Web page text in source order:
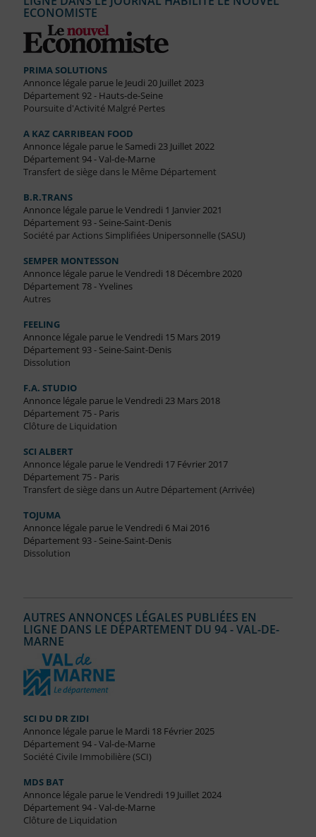
ECONOMISTE
PRIMA SOLUTIONS
Annonce légale parue le Jeudi 20 Juillet 2023
Département 92 - Hauts-de-Seine
Poursuite d'Activité Malgré Pertes
A KAZ CARRIBEAN FOOD
Annonce légale parue le Samedi 23 Juillet 2022
Département 94 - Val-de-Marne
Transfert de siège dans le Même Département
B.R.TRANS
Annonce légale parue le Vendredi 1 Janvier 2021
Département 93 - Seine-Saint-Denis
Société par Actions Simplifiées Unipersonnelle (SASU)
SEMPER MONTESSON
Annonce légale parue le Vendredi 18 Décembre 2020
Département 78 - Yvelines
Autres
FEELING
Annonce légale parue le Vendredi 15 Mars 2019
Département 93 - Seine-Saint-Denis
Dissolution
F.A. STUDIO
Annonce légale parue le Vendredi 23 Mars 2018
Département 75 - Paris
Clôture de Liquidation
SCI ALBERT
Annonce légale parue le Vendredi 17 Février 2017
Département 75 - Paris
Transfert de siège dans un Autre Département (Arrivée)
TOJUMA
Annonce légale parue le Vendredi 6 Mai 2016
Département 93 - Seine-Saint-Denis
Dissolution
AUTRES ANNONCES LÉGALES PUBLIÉES EN
LIGNE DANS LE DÉPARTEMENT DU 94 - VAL-DE-
MARNE
SCI DU DR ZIDI
Annonce légale parue le Mardi 18 Février 2025
Département 94 - Val-de-Marne
Société Civile Immobilière (SCI)
MDS BAT
Annonce légale parue le Vendredi 19 Juillet 2024
Département 94 - Val-de-Marne
Clôture de Liquidation